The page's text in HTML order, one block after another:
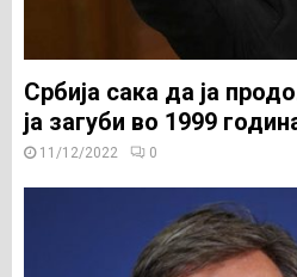
Србија сака да ја
ја загуби во 1999
11/12/2022 0